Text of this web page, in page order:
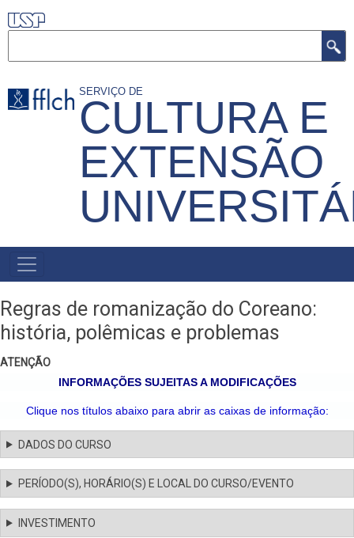
Pular
para
principal
SERVIÇO DE
CULTURA E
EXTENSÃO
MENU
PRIMÁRIO
Regras de romanização do Coreano:
história, polêmicas e problemas
ATENÇÃO
INFORMAÇÕES SUJEITAS A MODIFICAÇÕES
Clique nos títulos abaixo para abrir as caixas de informação:
DADOS DO CURSO
PERÍODO(S), HORÁRIO(S) E LOCAL DO CURSO/EVENTO
INVESTIMENTO